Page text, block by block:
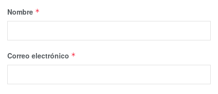
Nombre *
Correo electrónico *